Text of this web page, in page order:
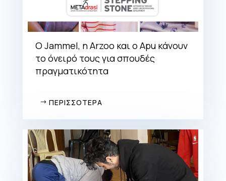
Ο Jammel, η Arzoo και ο Αpu κάνουν
το όνειρό τους για σπουδές
πραγματικότητα
ΠΕΡΙΣΣΟΤΕΡΑ